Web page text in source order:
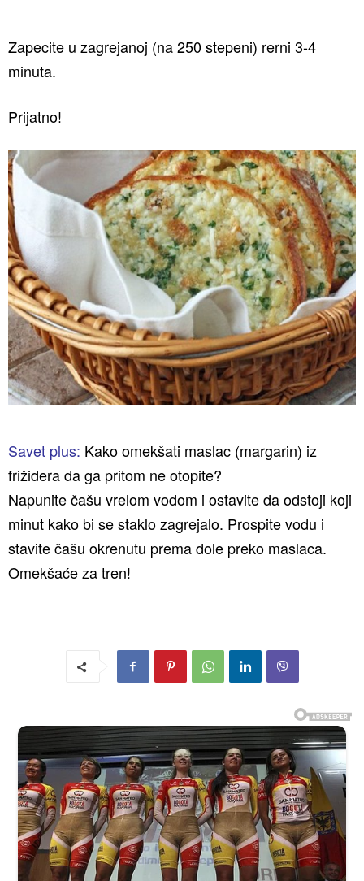
Zapecite u zagrejanoj (na 250 stepeni) rerni 3-4
minuta.
Prijatno!
Savet plus: Kako omekšati maslac (margarin) iz
frižidera da ga pritom ne otopite?
Napunite čašu vrelom vodom i ostavite da odstoji koji
minut kako bi se staklo zagrejalo. Prospite vodu i
stavite čašu okrenutu prema dole preko maslaca.
Omekšaće za tren!